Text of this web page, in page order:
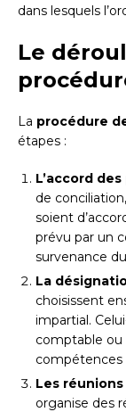
dans lesquels
Le
La procédure
étapes :
L’accord
de
soient
prévu par un
survenance
La
choisissent
impartial.
comptable
compétences
Les
organise des